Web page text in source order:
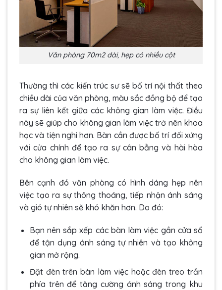
Văn phòng 70m2 dài, hẹp có nhiều cột
Thường thì các kiến trúc sư sẽ bố trí nội thất theo
chiều dài của văn phòng, màu sắc đồng bộ để tạo
ra sự liên kết giữa các không gian làm việc. Điều
này sẽ giúp cho không gian làm việc trở nên khoa
học và tiện nghi hơn. Bàn cần được bố trí đối xứng
với cửa chính để tạo ra sự cân bằng và hài hòa
cho không gian làm việc.
Bên cạnh đó văn phòng có hình dáng hẹp nên
việc tạo ra sự thông thoáng, tiếp nhận ánh sáng
và gió tự nhiên sẽ khó khăn hơn. Do đó:
Bạn nên sắp xếp các bàn làm việc gần cửa sổ
để tận dụng ánh sáng tự nhiên và tạo không
gian mở rộng.
Đặt đèn trên bàn làm việc hoặc đèn treo trần
phía trên để tăng cường ánh sáng trong khu